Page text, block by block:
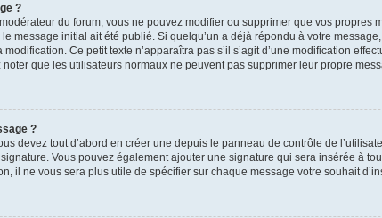
?
du forum, vous ne pouvez modifier ou supprimer que vos
message initial ait été publié. Si quelqu’un a déjà répondu à votre
Ce petit texte n’apparaîtra pas s’il s’agit d’une modification
que les utilisateurs normaux ne peuvent pas supprimer leur propre
?
devez tout d’abord en créer une depuis le panneau de contrôle de
Vous pouvez également ajouter une signature qui sera insérée à
il ne vous sera plus utile de spécifier sur chaque message votre souhait